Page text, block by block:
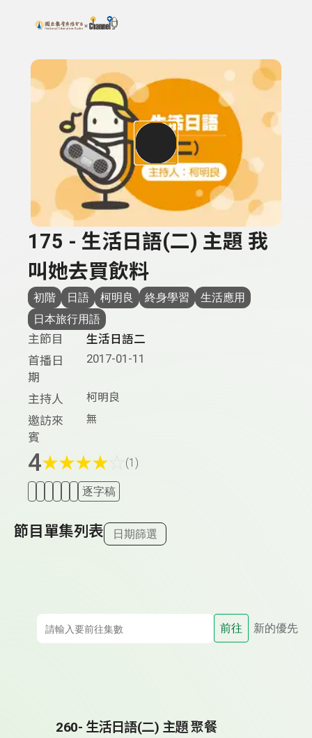
上方功能區塊
搜尋關鍵字：可輸入節目名稱、主持人或關鍵字
175 - 生活日語(二) 主題 我
叫她去買飲料
初階 日語 柯明良 終身學習
生活應用
日本旅行用語
主節目
生活日語二
首播日
期
2017-01-11
主持人 柯明良
邀訪來
賓
無
4★★★★ (1)
逐字稿
節目單集列表 日期篩選
前往 新的優先
260- 生活日語(二) 主題 聚餐